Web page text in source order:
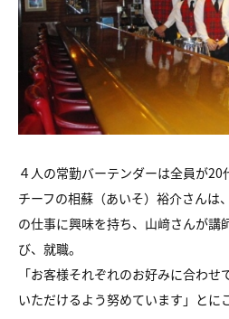
４人の常勤バーテンダーは全員が20
チーフの相蘇（あいそ）裕介さんは
の仕事に興味を持ち、山﨑さんが講
び、就職。
「お客様それぞれのお好みに合わ
いただけるよう努めています」とに